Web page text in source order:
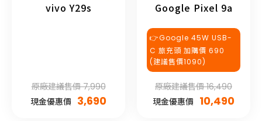
vivo Y29s
原廠建議售價 7,990
現金優惠價 3,690
Google Pixel 9a
👉Google 45W USB-
C 旅充頭 加購價 690
(建議售價1090)
原廠建議售價 16,490
現金優惠價 10,490